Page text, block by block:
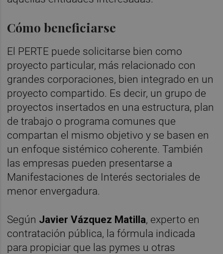
Cómo beneficiarse
El PERTE puede solicitarse bien como
proyecto particular, más relacionado con
grandes corporaciones, bien integrado en un
proyecto compartido. Es decir, un grupo de
proyectos insertados en una estructura, plan
de trabajo o programa comunes que
compartan el mismo objetivo y se basen en
un enfoque sistémico coherente. También
las empresas pueden presentarse a
Manifestaciones de Interés sectoriales de
menor envergadura.
Según Javier Vázquez Matilla, experto en
contratación pública, la fórmula indicada
para propiciar que las pymes u otras